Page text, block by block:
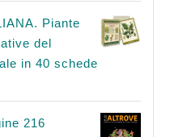
Piante
del
in 40 schede
216